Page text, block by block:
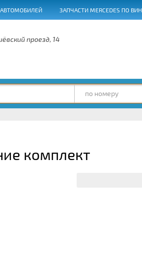
ЗАПЧАСТИ MERCEDES ПО ВИН
проезд, 14
по номеру
комплект